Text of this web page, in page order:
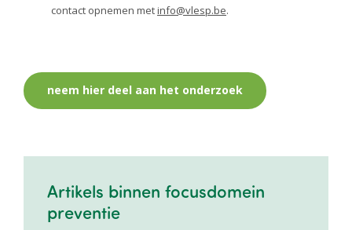
contact opnemen metinfo@vlesp.be.
neem hier deel aan het onderzoek
Artikels binnen focusdomein
preventie